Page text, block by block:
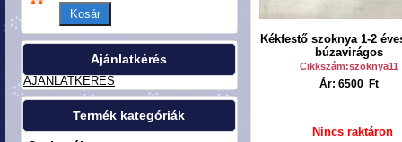
Kosár
Ajánlatkérés
AJÁNLATKÉRÉS
Termék kategóriák
Kékfestő szoknya 1-2
búzavirágos
Cikkszám:szoknya11
Ár: 6500 Ft
Nincs raktáron